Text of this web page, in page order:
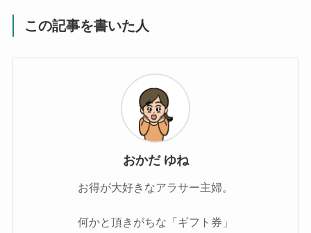
この記事を書いた人
おかだ ゆね
お得が大好きなアラサー主婦。
何かと頂きがちな「ギフト券」